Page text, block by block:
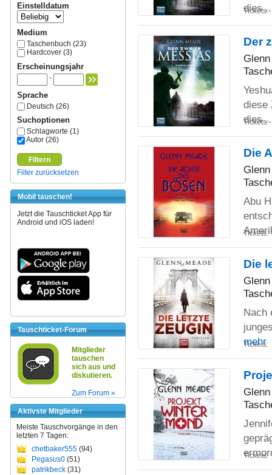
Einstelldatum
Medium
Taschenbuch (23)
Hardcover (3)
Erscheinungsjahr
-
Sprache
Deutsch (26)
Suchoptionen
Schlagworte (1)
Autor (26)
Filtern
Filter zurücksetzen
Mobil tauschen!
Jetzt die Tauschticket App für
Android und iOS laden!
Tauschticket-Forum
Mitglieder
tauschen
sich aus und
diskutieren.
Zum Forum »
Aktivste Mitglieder
Meiste Tauschvorgänge in den
letzten 7 Tagen:
chetbaker555 (94)
Pegasus0 (51)
patrikbeck (31)
dies
Tickets:
Der
diese
dies
Tickets:
Die
Abu
Tickets:
Die
Nach
mehr
Tickets:
Tickets: